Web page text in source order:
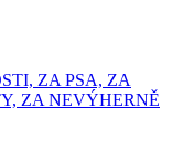
ZA PSA, ZA
ZA NEVÝHERNĚ